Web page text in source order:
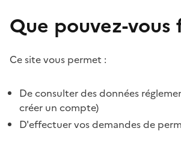
Que pouvez-vous
Ce site vous permet :
De consulter des données
créer un compte)
D'effectuer vos demandes de